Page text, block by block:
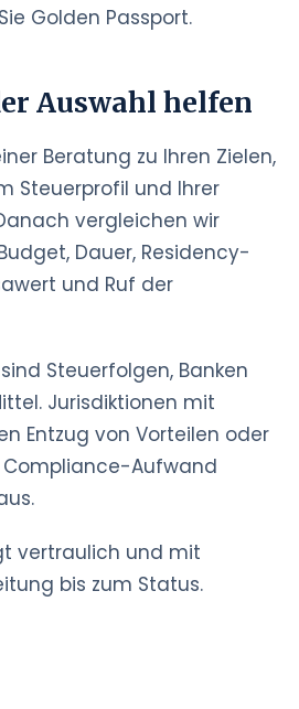
Golden Passport.
Auswahl helfen
Beratung zu Ihren Zielen,
Steuerprofil und Ihrer
vergleichen wir
Dauer, Residency-
und Ruf der
Steuerfolgen, Banken
Jurisdiktionen mit
Entzug von Vorteilen oder
Aufwand
vertraulich und mit
bis zum Status.